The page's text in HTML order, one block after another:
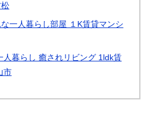
一人暮らし部屋 １K賃貸マンシ
人暮らし 癒されリビング 1ldk賃
市